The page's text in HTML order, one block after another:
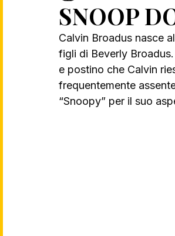
Song Of The Week Charts
SNOOP
Calvin Broadus nasce
figli di Beverly
e postino che Calvin
frequentemente
“Snoopy” per il suo